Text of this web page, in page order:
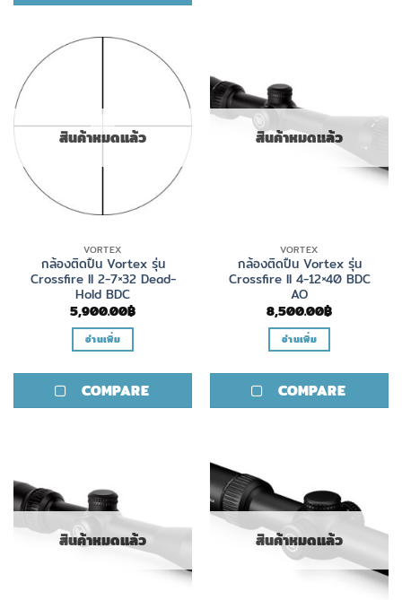
chosen
on
the
สินค้าหมดแล้ว
VORTEX
กล้องติดปืน Vortex รุ่น
Crossfire II 2-7×32 Dead-
Hold BDC
5,900.00฿
อ่านเพิ่ม
COMPARE
สินค้าหมดแล้ว
VORTEX
กล้องติดปืน Vortex รุ่น
Crossfire II 4-12×40 BDC
AO
8,500.00฿
อ่านเพิ่ม
COMPARE
สินค้าหมดแล้ว สินค้าหมดแล้ว